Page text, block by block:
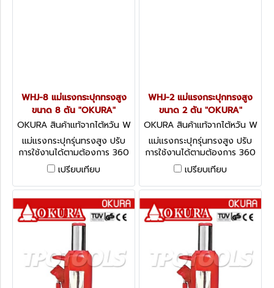
WHJ-8 แม่แรงกระปุกทรงสูง
ขนาด 8 ตัน "OKURA"
OKURA สินค้าแท้จากไต้หวัน W
HJ-8
แม่แรงกระปุกรุ่นทรงสูง ปรับ
การใช้งานได้ตามต้องการ 360
องศา ทั้งแนวตั้ง แนวตะแคง
แนวนอน
เปรียบเทียบ
WHJ-2 แม่แรงกระปุกทรงสูง
ขนาด 2 ตัน "OKURA"
OKURA สินค้าแท้จากไต้หวัน W
HJ-2
แม่แรงกระปุกรุ่นทรงสูง ปรับ
การใช้งานได้ตามต้องการ 360
องศา ทั้งแนวตั้ง แนวตะแคง
แนวนอน
เปรียบเทียบ